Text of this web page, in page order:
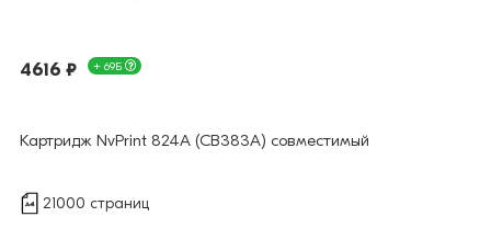
4616 ₽ + 69Б
Картридж NvPrint 824A (CB383A) совместимый
21000 страниц